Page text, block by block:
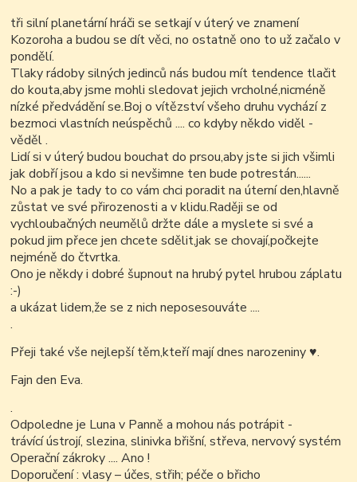
tři silní planetární hráči se setkají v úterý ve znamení
Kozoroha a budou se dít věci, no ostatně ono to už začalo v
pondělí.
Tlaky rádoby silných jedinců nás budou mít tendence tlačit
do kouta,aby jsme mohli sledovat jejich vrcholné,nicméně
nízké předvádění se.Boj o vítězství všeho druhu vychází z
bezmoci vlastních neúspěchů .... co kdyby někdo viděl -
věděl .
Lidí si v úterý budou bouchat do prsou,aby jste si jich všimli
jak dobří jsou a kdo si nevšimne ten bude potrestán......
No a pak je tady to co vám chci poradit na úterní den,hlavně
zůstat ve své přirozenosti a v klidu.Raději se od
vychloubačných neumělů držte dále a myslete si své a
pokud jim přece jen chcete sdělit,jak se chovají,počkejte
nejméně do čtvrtka.
Ono je někdy i dobré šupnout na hrubý pytel hrubou záplatu
:-)
a ukázat lidem,že se z nich neposesouváte ....
.
Přeji také vše nejlepší těm,kteří mají dnes narozeniny♥.
Fajn den Eva.
.
Odpoledne je Luna v Panně a mohou nás potrápit -
trávící ústrojí, slezina, slinivka břišní, střeva, nervový systém
Operační zákroky .... Ano !
Doporučení : vlasy – účes, střih; péče o břicho